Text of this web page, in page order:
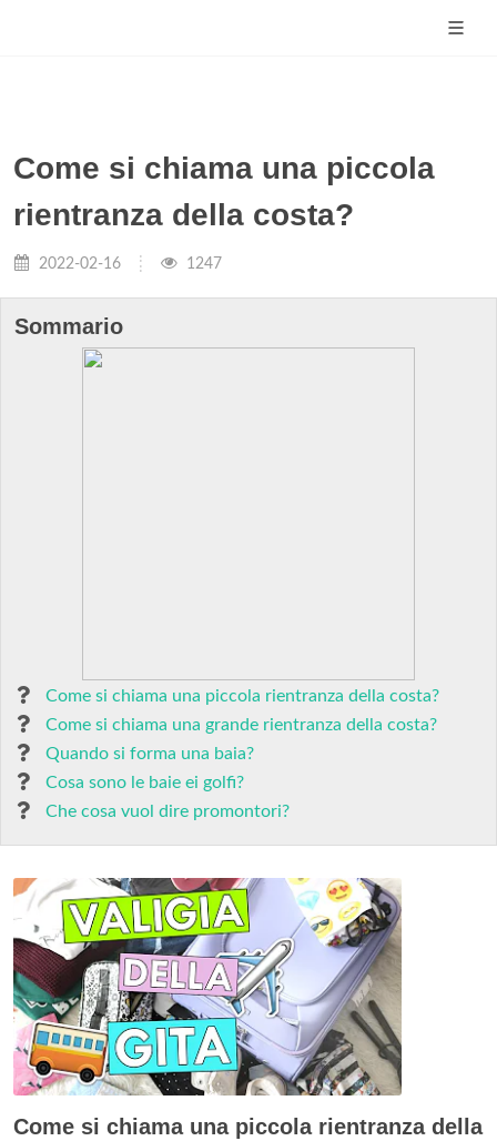
Come si chiama una piccola
rientranza della costa?
2022-02-16 1247
Sommario
Come si chiama una piccola rientranza della costa?
Come si chiama una grande rientranza della costa?
Quando si forma una baia?
Cosa sono le baie ei golfi?
Che cosa vuol dire promontori?
Come si chiama una piccola rientranza della